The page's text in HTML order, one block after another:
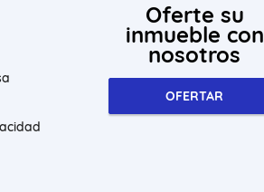
Oferte su
inmueble con
nosotros
OFERTAR